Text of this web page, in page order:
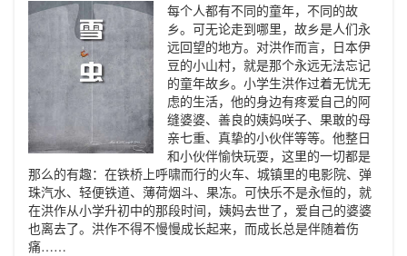
每个人都有不同的童年，不同的故
乡。可无论走到哪里，故乡是人们永
远回望的地方。对洪作而言，日本伊
豆的小山村，就是那个永远无法忘记
的童年故乡。小学生洪作过着无忧无
虑的生活，他的身边有疼爱自己的阿
缝婆婆、善良的姨妈咲子、果敢的母
亲七重、真挚的小伙伴等等。他整日
和小伙伴愉快玩耍，这里的一切都是
那么的有趣：在铁桥上呼啸而行的火车、城镇里的电影院、弹
珠汽水、轻便铁道、薄荷烟斗、果冻。可快乐不是永恒的，就
在洪作从小学升初中的那段时间，姨妈去世了，爱自己的婆婆
也离去了。洪作不得不慢慢成长起来，而成长总是伴随着伤
痛……